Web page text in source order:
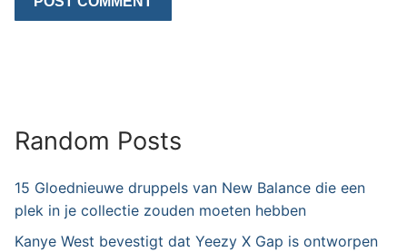
Random Posts
15 Gloednieuwe druppels van New Balance die een
plek in je collectie zouden moeten hebben
Kanye West bevestigt dat Yeezy X Gap is ontworpen